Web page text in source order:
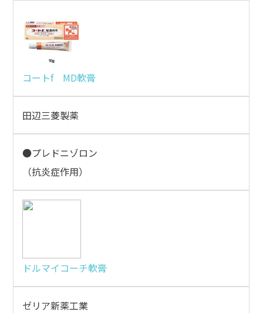
コートf MD軟膏
田辺三菱製薬
●プレドニゾロン
（抗炎症作用）
ドルマイコーチ軟膏
ゼリア新薬工業